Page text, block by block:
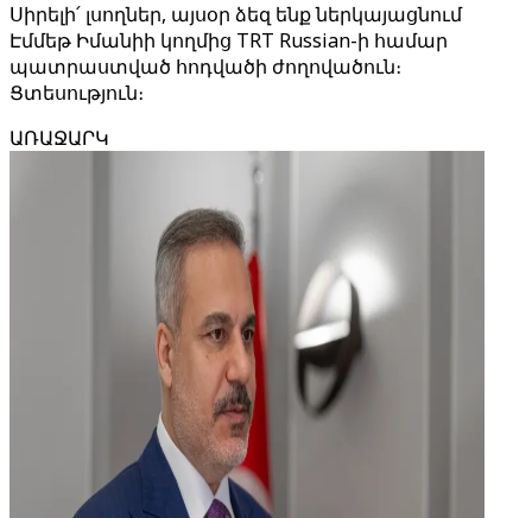
Սիրելի՛ լսողներ, այսօր ձեզ ենք ներկայացնում
Էմմեթ Իմանիի կողմից TRT Russian-ի համար
պատրաստված հոդվածի ժողովածուն։
Ցտեսություն։
ԱՌԱՋԱՐԿ